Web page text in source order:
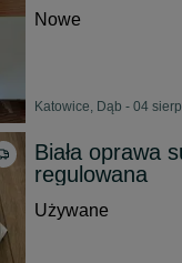
Nowe
Katowice, Dąb - 04
Biała oprawa
regulowana
Używane